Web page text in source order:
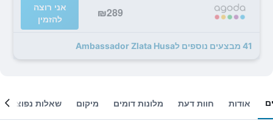
₪289
אני רוצה
להזמין
41 מבצעים נוספים לAmbassador Zlata Husa
אודות חוות דעת מלונות דומים מיקום שאלות נפוצות